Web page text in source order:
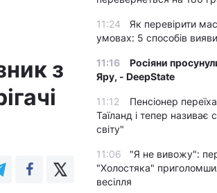
з
11:24
Як перевірити
умовах: 5 способів
11:16
Росіяни
Яру, - DeepState
11:12
Пенсіонер
Таїланд і тепер називає
світу"
11:06
"Я не вивожу":
"Холостяка"
весілля